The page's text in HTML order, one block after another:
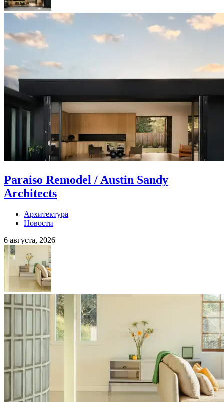
Paraiso Remodel / Austin Sandy
Architects
Архитектура
Новости
6 августа, 2026